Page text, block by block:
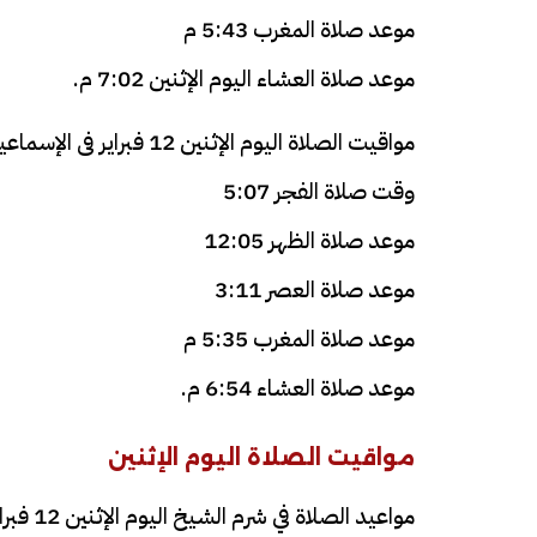
موعد صلاة المغرب 5:43 م
موعد صلاة العشاء اليوم الإثنين 7:02 م.
مواقيت الصلاة اليوم الإثنين 12 فبراير فى الإسماعيلية
وقت صلاة الفجر 5:07
موعد صلاة الظهر 12:05
موعد صلاة العصر 3:11
موعد صلاة المغرب 5:35 م
موعد صلاة العشاء 6:54 م.
مواقيت الصلاة اليوم الإثنين
مواعيد الصلاة في شرم الشيخ اليوم الإثنين 12 فبراير
الوداع الأخير.. دفن جثامين الضحايا
الأربعة بقرية السعدية في الفيوم
افتتاح أكبر
مليون جنيه